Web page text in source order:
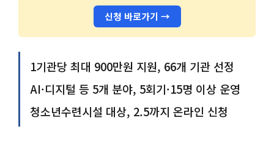
신청 바로가기 →
1기관당 최대 900만원 지원, 66개 기관 선정
AI·디지털 등 5개 분야, 5회기·15명 이상 운영
청소년수련시설 대상, 2.5까지 온라인 신청